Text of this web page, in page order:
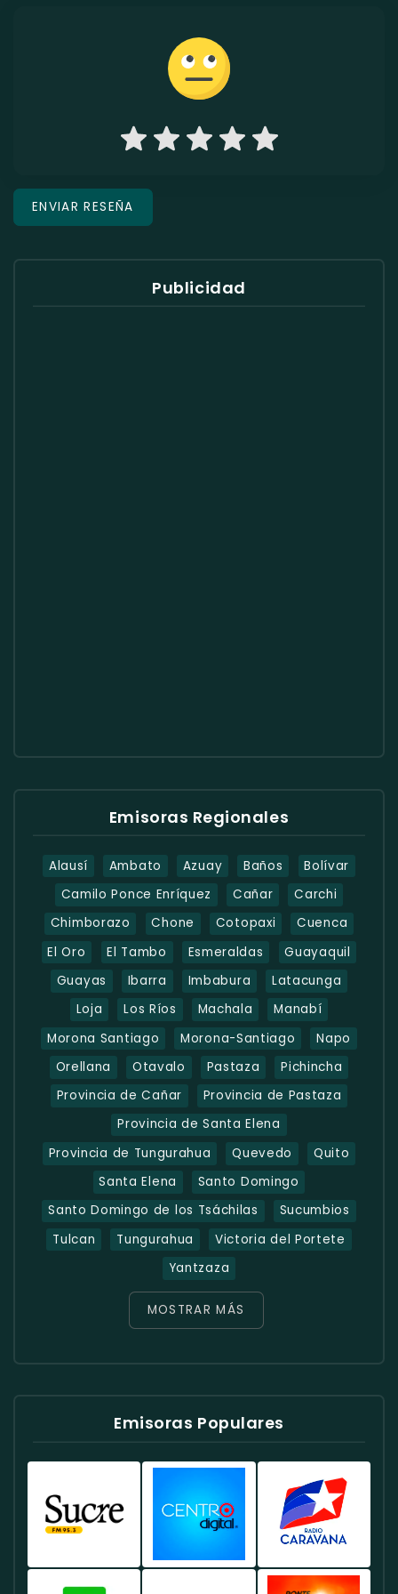
Publicidad
Emisoras Regionales
Alausí Ambato Azuay Baños
Bolívar
Camilo Ponce Enríquez
Cañar
Carchi
Chimborazo
Chone Cotopaxi
Cuenca
El Oro
El Tambo Esmeraldas
Guayaquil
Guayas
Ibarra Imbabura
Latacunga
Loja
Los Ríos Machala
Manabí
Morona Santiago
Morona-Santiago
Napo
Orellana
Otavalo Pastaza
Pichincha
Provincia de Cañar
Provincia de Pastaza
Provincia de Santa Elena
Provincia de Tungurahua
Quevedo
Quito
Santa Elena
Santo Domingo
Santo Domingo de los Tsáchilas
Sucumbios
Tulcan
Tungurahua
Victoria del Portete
Yantzaza
MOSTRAR MÁS
Emisoras Populares
Radio
Radio
Radio